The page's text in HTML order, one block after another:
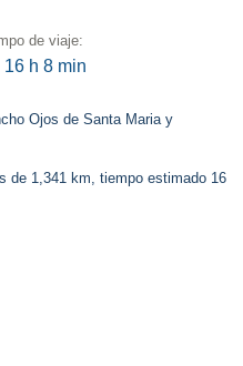
de viaje:
16 h 8 min
Ojos de Santa Maria y
de 1,341 km, tiempo estimado 16